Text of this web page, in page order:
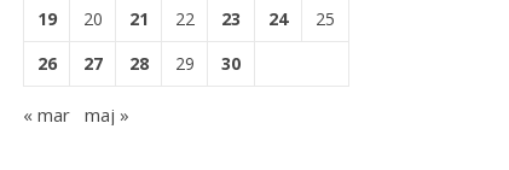
19
20 21 22 23 24
25
26
27 28 29 30
« mar maj »